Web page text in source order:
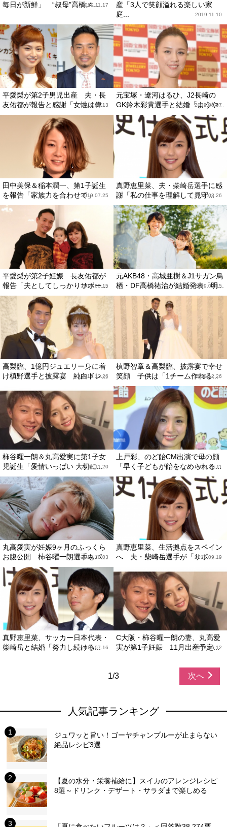
毎日が新鮮」 “叔母”高橋メ...
2019.11.17
産「3人で笑顔溢れる楽しい家
庭...
2019.11.10
平愛梨が第2子男児出産 夫・長
友佑都が報告と感謝「女性は偉...
2019.08.13
元宝塚・遼河はるひ、J2長崎の
GK鈴木彩貴選手と結婚「ようや...
2019.08.07
田中美保＆稲本潤一、第1子誕生
を報告「家族力を合わせて」2019.07.25
真野恵里菜、夫・柴崎岳選手に感
謝「私の仕事を理解して見守...
2019.03.26
平愛梨が第2子妊娠 長友佑都が
報告「夫としてしっかりサポー...
2019.03.15
元AKB48・高城亜樹＆J1サガン鳥
栖・DF高橋祐治が結婚発表「明...
2019.02.15
高梨臨、1億円ジュエリー身に着
け槙野選手と披露宴 純白ドレ...
2018.12.26
槙野智章＆高梨臨、披露宴で幸せ
笑顔 子供は「1チーム作れる...
2018.12.26
柿谷曜一朗＆丸高愛実に第1子女
児誕生「愛情いっぱい 大切に...
2018.11.20
上戸彩、のど飴CM出演で母の顔
「早く子どもが飴をなめられる...
2018.10.11
丸高愛実が妊娠9ヶ月のふっくら
お腹公開 柿谷曜一朗選手もパ...
2018.10.03
真野恵里菜、生活拠点をスペイン
へ 夫・柴崎岳選手が「サポ...
2018.09.19
真野恵里菜、サッカー日本代表・
柴崎岳と結婚「努力し続ける...
2018.07.16
C大阪・柿谷曜一朗の妻、丸高愛
実が第1子妊娠 11月出産予定...
2018.06.12
1/3 次へ
人気記事ランキング
ジュワッと旨い！ゴーヤチャンプルーが止まらない
絶品レシピ3選
【夏の水分・栄養補給に】スイカのアレンジレシピ
8選～ドリンク・デザート・サラダまで楽しめる